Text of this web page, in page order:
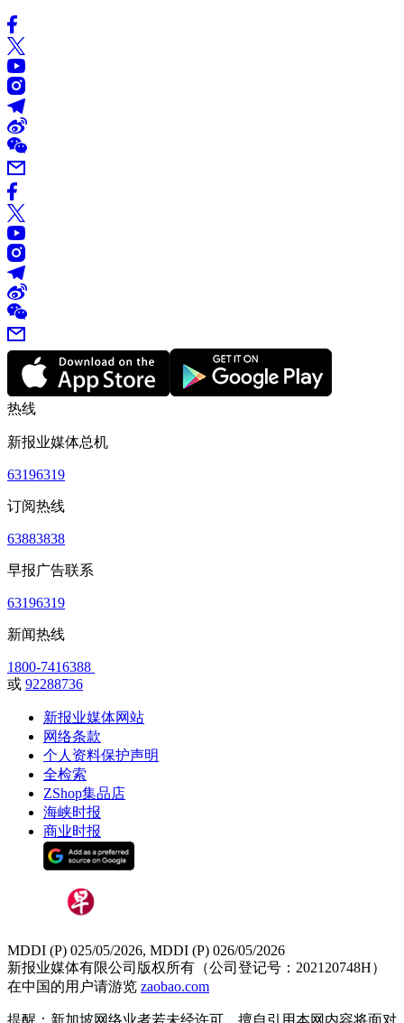
热线
新报业媒体总机
63196319
订阅热线
63883838
早报广告联系
63196319
新闻热线
1800-7416388
或 92288736
新报业媒体网站
网络条款
个人资料保护声明
全检索
ZShop集品店
海峡时报
商业时报
MDDI (P) 025/05/2026, MDDI (P) 026/05/2026
新报业媒体有限公司版权所有（公司登记号：202120748H）
在中国的用户请游览 zaobao.com
提醒：新加坡网络业者若未经许可，擅自引用本网内容将面对